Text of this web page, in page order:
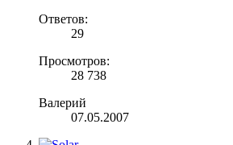
Ответов:
29
Просмотров:
28 738
Валерий
07.05.2007